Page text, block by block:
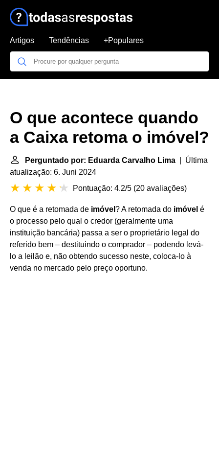
Artigos Tendências +Populares
O que acontece quando
a Caixa retoma o imóvel?
Perguntado por: Eduarda Carvalho Lima | Última
atualização: 6. Juni 2024
Pontuação: 4.2/5 (20 avaliações)
O que é a retomada de imóvel ? A retomada do imóvel é
o processo pelo qual o credor (geralmente uma
instituição bancária) passa a ser o proprietário legal do
referido bem – destituindo o comprador – podendo levá-
lo a leilão e, não obtendo sucesso neste, coloca-lo à
venda no mercado pelo preço oportuno.